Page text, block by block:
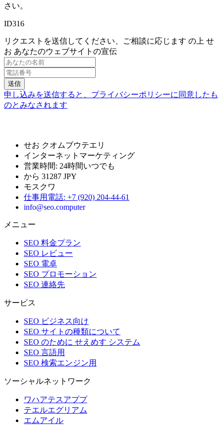
さい。
ID316
リクエストを送信してください、ご相談に応じます の上 せ
お あなたのウェブサイトの宣伝
送信
申し込みを送信すると、プライバシーポリシーに同意したも
のとみなされます
せお クオムプウテエリ
インターネットマーケティング
営業時間: 24時間いつでも
から 31287 JPY
モスクワ
仕事用電話: +7 (920) 204-44-61
info@seo.computer
メニュー
SEO 料金プラン
SEO レビュー
SEO 電卓
SEO プロモーション
SEO 連絡先
サービス
SEO ビジネス向け
SEO サイトの種類について
SEO のために せえめす システム
SEO 言語用
SEO 検索エンジン用
ソーシャルネットワーク
ワハアテスアププ
テエルエグリアム
エムアイル